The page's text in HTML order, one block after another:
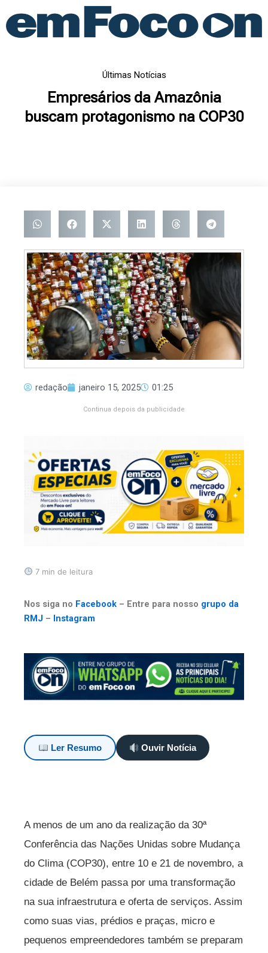
para
Últimas Notícias
Empresários da Amazônia
buscam protagonismo na COP30
redação janeiro 15, 2025 01:25
Continua depois da publicidade
7 min de leitura
Nos siga no Facebook – Entre para nosso grupo da
RMJ – Instagram
Ler Resumo Ouvir Notícia
A menos de um ano da realização da 30ª
Conferência das Nações Unidas sobre Mudança
do Clima (COP30), entre 10 e 21 de novembro, a
cidade de Belém passa por uma transformação
na sua infraestrutura e oferta de serviços. Assim
como suas vias, prédios e praças, micro e
pequenos empreendedores também se preparam